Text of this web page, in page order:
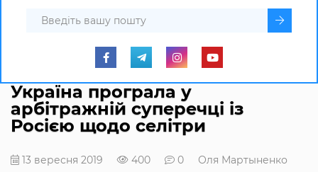
Україна програла у
арбітражній суперечці із
Росією щодо селітри
13 вересня 2019 400 0 Оля Мартыненко